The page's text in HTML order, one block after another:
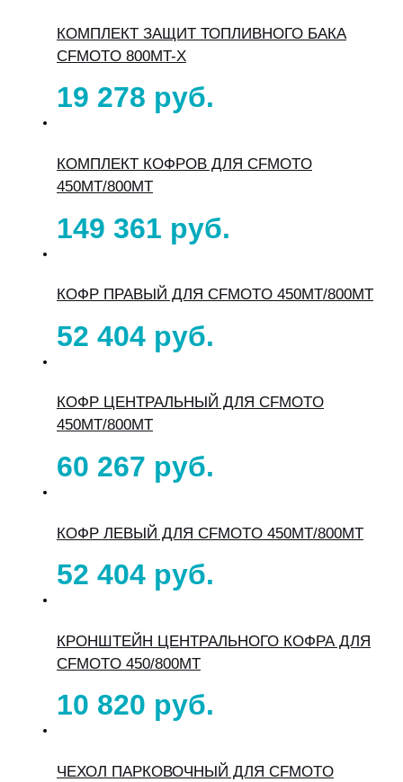
КОМПЛЕКТ ЗАЩИТ ТОПЛИВНОГО БАКА
CFMOTO 800MT-X
19 278
КОМПЛЕКТ КОФРОВ ДЛЯ CFMOTO
450MT/800MT
149 361
КОФР ПРАВЫЙ ДЛЯ CFMOTO 450MT/800MT
52 404
КОФР ЦЕНТРАЛЬНЫЙ ДЛЯ CFMOTO
450MT/800MT
60 267
КОФР ЛЕВЫЙ ДЛЯ CFMOTO 450MT/800MT
52 404
КРОНШТЕЙН ЦЕНТРАЛЬНОГО КОФРА ДЛЯ
CFMOTO 450/800MT
10 820
ЧЕХОЛ ПАРКОВОЧНЫЙ ДЛЯ CFMOTO